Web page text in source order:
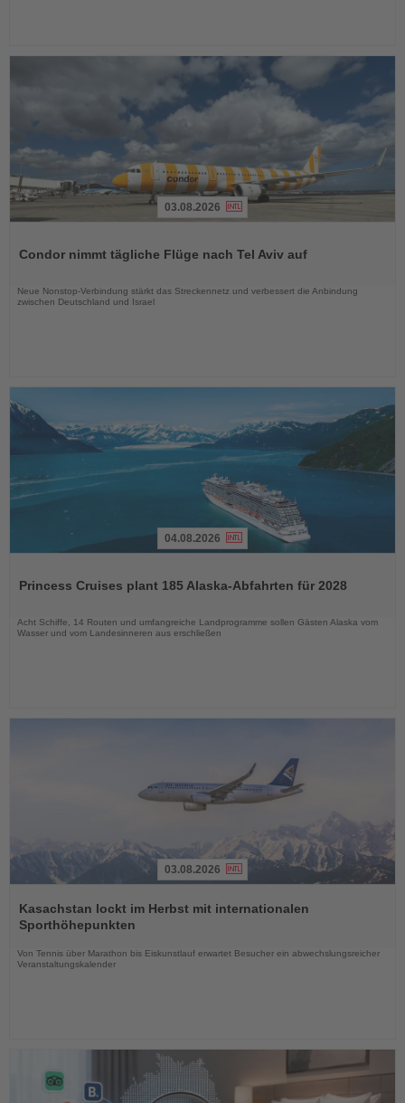
die
03.08.2026
Condor nimmt tägliche Flüge nach Tel Aviv auf
Neue Nonstop-Verbindung stärkt das Streckennetz und verbessert die Anbindung
zwischen Deutschland und Israel
die
04.08.2026
Princess Cruises plant 185 Alaska-Abfahrten für 2028
Acht Schiffe, 14 Routen und umfangreiche Landprogramme sollen Gästen Alaska vom
Wasser und vom Landesinneren aus erschließen
Sie
die
Nachrichten
03.08.2026
Kasachstan lockt im Herbst mit internationalen
Sporthöhepunkten
Von Tennis über Marathon bis Eiskunstlauf erwartet Besucher ein abwechslungsreicher
Veranstaltungskalender